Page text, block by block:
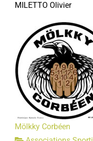
MILETTO Olivier
Mölkky Corbéen